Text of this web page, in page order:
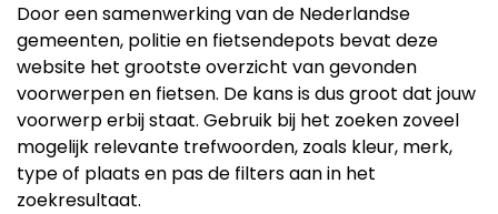
Door een samenwerking van de Nederlandse
gemeenten, politie en fietsendepots bevat deze
website het grootste overzicht van gevonden
voorwerpen en fietsen. De kans is dus groot dat jouw
voorwerp erbij staat. Gebruik bij het zoeken zoveel
mogelijk relevante trefwoorden, zoals kleur, merk,
type of plaats en pas de filters aan in het
zoekresultaat.